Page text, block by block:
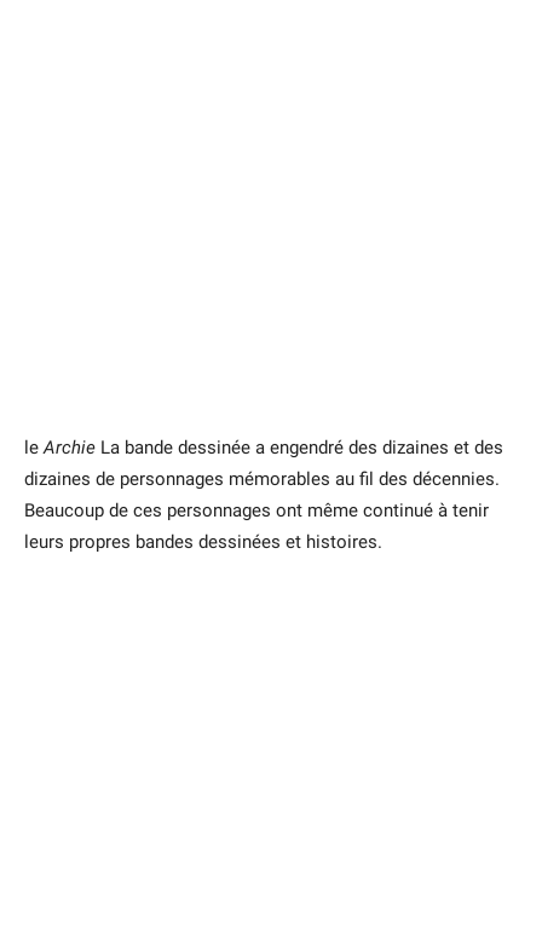
leArchie La bande dessinée a engendré des dizaines et des
dizaines de personnages mémorables au fil des décennies.
Beaucoup de ces personnages ont même continué à tenir
leurs propres bandes dessinées et histoires.